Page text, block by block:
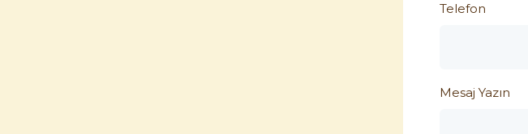
Telefon
Mesaj Yazın